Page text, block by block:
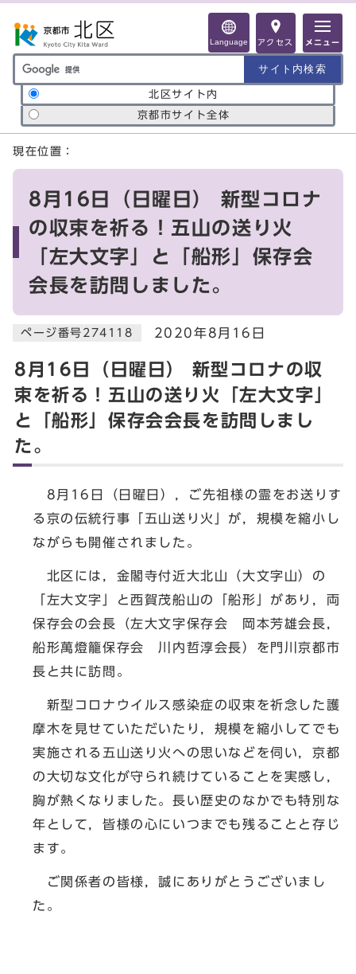
Language アクセス メニュー
サイト内検索の範囲
北区サイト内
京都市サイト全体
ここから本文です
現在位置：
8月16日（日曜日） 新型コロナ
の収束を祈る！五山の送り火
「左大文字」と「船形」保存会
会長を訪問しました。
ページ番号274118 2020年8月16日
8月16日（日曜日） 新型コロナの収
束を祈る！五山の送り火「左大文字」
と「船形」保存会会長を訪問しまし
た。
8月16日（日曜日），ご先祖様の霊をお送りす
る京の伝統行事「五山送り火」が，規模を縮小し
ながらも開催されました。
北区には，金閣寺付近大北山（大文字山）の
「左大文字」と西賀茂船山の「船形」があり，両
保存会の会長（左大文字保存会 岡本芳雄会長，
船形萬燈籠保存会 川内哲淳会長）を門川京都市
長と共に訪問。
新型コロナウイルス感染症の収束を祈念した護
摩木を見せていただいたり，規模を縮小してでも
実施される五山送り火への思いなどを伺い，京都
の大切な文化が守られ続けていることを実感し，
胸が熱くなりました。長い歴史のなかでも特別な
年として，皆様の心にいつまでも残ることと存じ
ます。
ご関係者の皆様，誠にありがとうございまし
た。